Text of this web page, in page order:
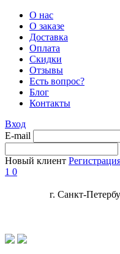
О нас
О заказе
Доставка
Оплата
Скидки
Отзывы
Есть вопрос?
Блог
Контакты
Вход
E-mail
Новый клиент
1 0
г. Санкт-